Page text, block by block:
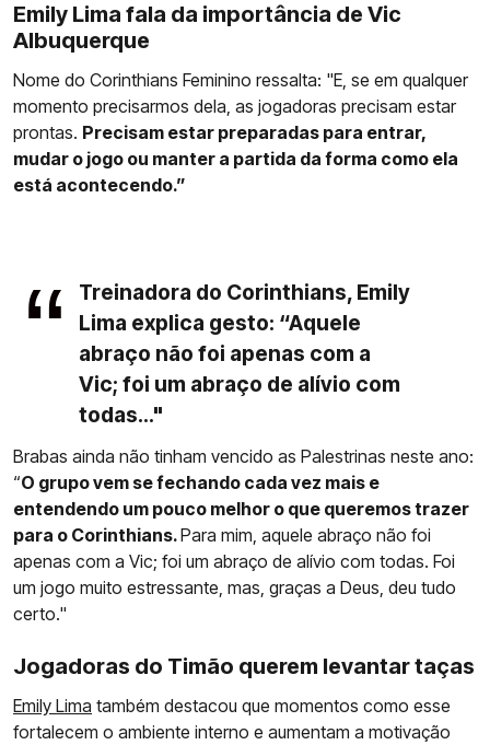
Emily Lima fala da importância de Vic
Albuquerque
Nome do Corinthians Feminino ressalta: "E, se em qualquer
momento precisarmos dela, as jogadoras precisam estar
prontas. Precisam estar preparadas para entrar,
mudar o jogo ou manter a partida da forma como ela
está acontecendo.”
Treinadora do Corinthians, Emily
Lima explica gesto: “Aquele
abraço não foi apenas com a
Vic; foi um abraço de alívio com
todas..."
Brabas ainda não tinham vencido as Palestrinas neste ano:
“O grupo vem se fechando cada vez mais e
entendendo um pouco melhor o que queremos trazer
para o Corinthians.Para mim, aquele abraço não foi
apenas com a Vic; foi um abraço de alívio com todas. Foi
um jogo muito estressante, mas, graças a Deus, deu tudo
certo."
Jogadoras do Timão querem levantar taças
Emily Lima também destacou que momentos como esse
fortalecem o ambiente interno e aumentam a motivação